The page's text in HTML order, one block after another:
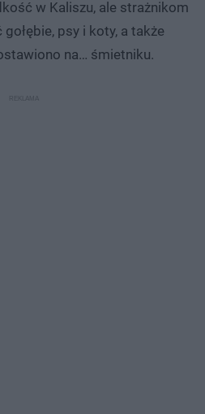
w Kaliszu, ale strażnikom
psy i koty, a także
na… śmietniku.